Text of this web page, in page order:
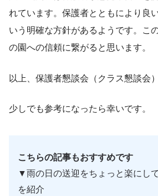
れています。保護者とともにより良
いう明確な方針があるようです。こ
の園への信頼に繋がると思います。
以上、保護者懇談会（クラス懇談会
少しでも参考になったら幸いです。
こちらの記事もおすすめです
▼雨の日の送迎をちょっと楽にし
を紹介